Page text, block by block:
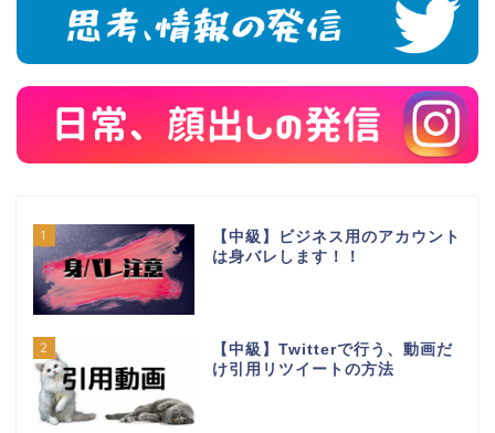
1
【中級】ビジネス用のアカウント
は身バレします！！
2
【中級】Twitterで行う、動画だ
け引用リツイートの方法